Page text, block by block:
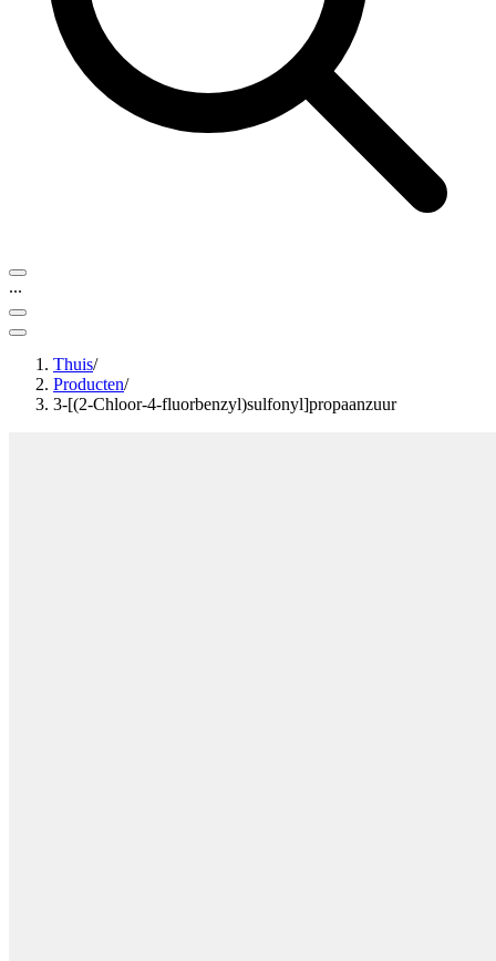
...
Thuis/
Producten/
3-[(2-Chloor-4-fluorbenzyl)sulfonyl]propaanzuur